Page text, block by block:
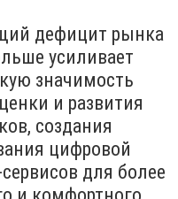
дефицит рынка
усиливает
значимость
и развития
создания
цифровой
для более